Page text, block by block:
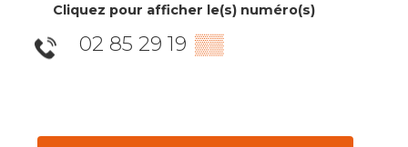
Cliquez pour afficher le(s) numéro(s)
02 85 29 19 ▒▒